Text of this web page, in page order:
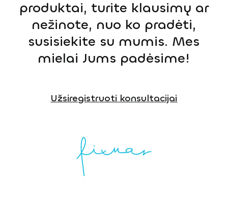
produktai, turite klausimų ar
nežinote, nuo ko pradėti,
susisiekite su mumis. Mes
mielai Jums padėsime!
Užsiregistruoti konsultacijai